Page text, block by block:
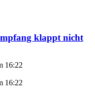
klappt nicht
16:22
16:22